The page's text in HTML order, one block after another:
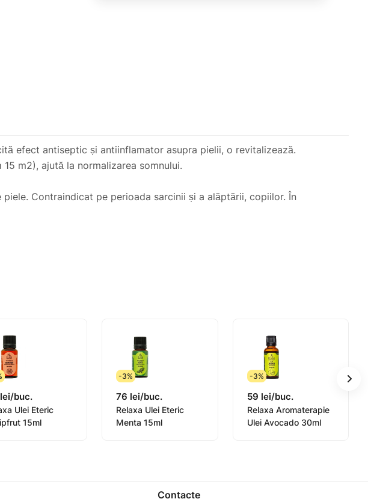
efect antiseptic și antiinflamator asupra pielii, o revitalizează.
m2), ajută la normalizarea somnului.
Contraindicat pe perioada sarcinii și a alăptării, copiilor. În
şi 25° C. A nu se lăsa la îndemâna copiilor. A se feri de
buc.
Ulei Eteric
15ml
-3%
76 lei/buc.
Relaxa Ulei Eteric
Menta 15ml
-3%
59 lei/buc.
Relaxa Aromaterapie
Ulei Avocado 30ml
Contacte